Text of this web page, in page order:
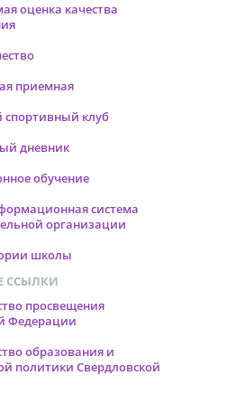
оценка качества
приемная
клуб
дневник
обучение
система
организации
школы
ССЫЛКИ
просвещения
Федерации
образования и
политики Свердловской